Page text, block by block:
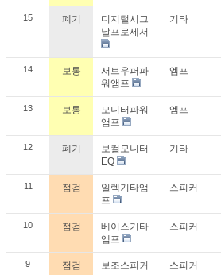
15 폐기
디지털시그
날프로세서
기타
14 보통
서브우퍼파
워앰프
엠프
13 보통
모니터파워
앰프
엠프
12 폐기
보컬모니터
EQ
기타
11 점검
일렉기타앰
프
스피커
10 점검
베이스기타
앰프
스피커
9 점검 보조스피커 스피커